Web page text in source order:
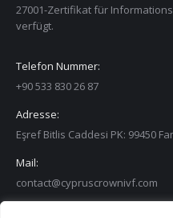
27001-Zertifikat für
verfügt.
Telefon Nummer:
+90 533 830 26 87
Adresse:
Eşref Bitlis Caddesi PK: 99450
Mail:
contact@cypruscrownivf.com